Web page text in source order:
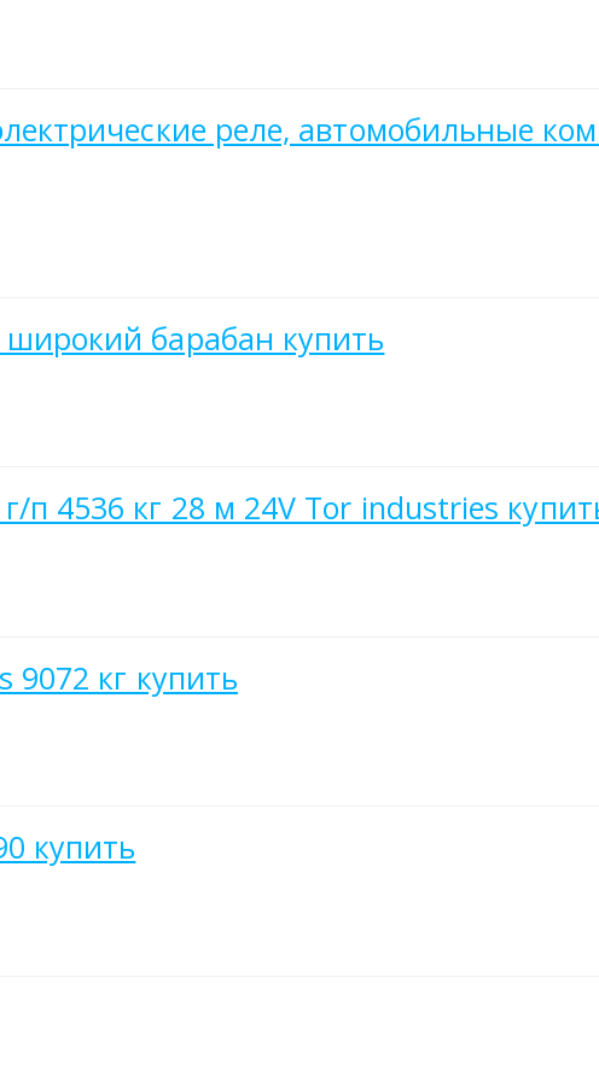
реле, автомобильные
барабан купить
п 4536 кг 28 м 24V Tor industries
9072 кг купить
купить